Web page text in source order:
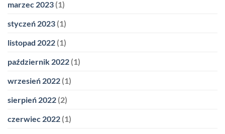
marzec 2023 (1)
styczeń 2023 (1)
listopad 2022 (1)
październik 2022 (1)
wrzesień 2022 (1)
sierpień 2022 (2)
czerwiec 2022 (1)